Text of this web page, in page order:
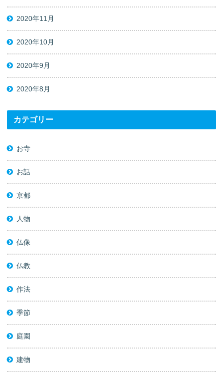
2020年11月
2020年10月
2020年9月
2020年8月
カテゴリー
お寺
お話
京都
人物
仏像
仏教
作法
季節
庭園
建物